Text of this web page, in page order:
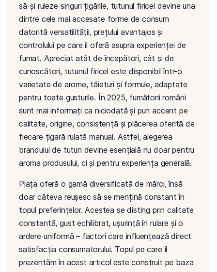
să-și ruleze singuri țigările, tutunul firicel devine una
dintre cele mai accesate forme de consum
datorită versatilității, prețului avantajos și
controlului pe care îl oferă asupra experienței de
fumat. Apreciat atât de începători, cât și de
cunoscători, tutunul firicel este disponibil într-o
varietate de arome, tăieturi și formule, adaptate
pentru toate gusturile. În 2025, fumătorii români
sunt mai informați ca niciodată și pun accent pe
calitate, origine, consistență și plăcerea oferită de
fiecare țigară rulată manual. Astfel, alegerea
brandului de tutun devine esențială nu doar pentru
aroma produsului, ci și pentru experiența generală.
Piața oferă o gamă diversificată de mărci, însă
doar câteva reușesc să se mențină constant în
topul preferințelor. Acestea se disting prin calitate
constantă, gust echilibrat, ușurință în rulare și o
ardere uniformă – factori care influențează direct
satisfacția consumatorului. Topul pe care îl
prezentăm în acest articol este construit pe baza